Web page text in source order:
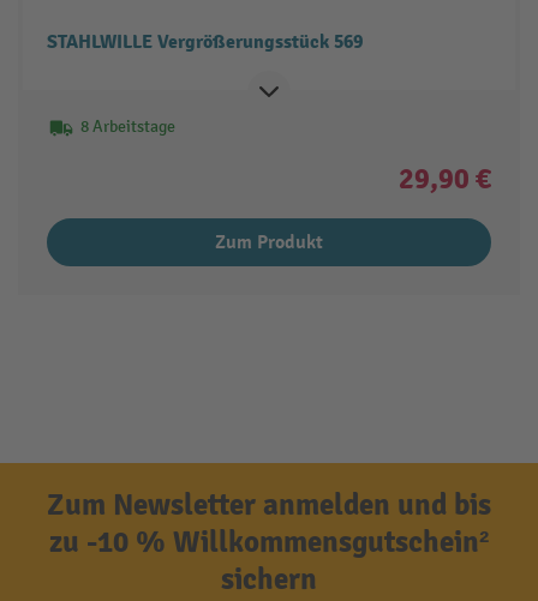
STAHLWILLE Vergrößerungsstück 569
8 Arbeitstage
29,90 €
Zum Produkt
Zum Newsletter anmelden und bis
zu -10 % Willkommensgutschein²
sichern